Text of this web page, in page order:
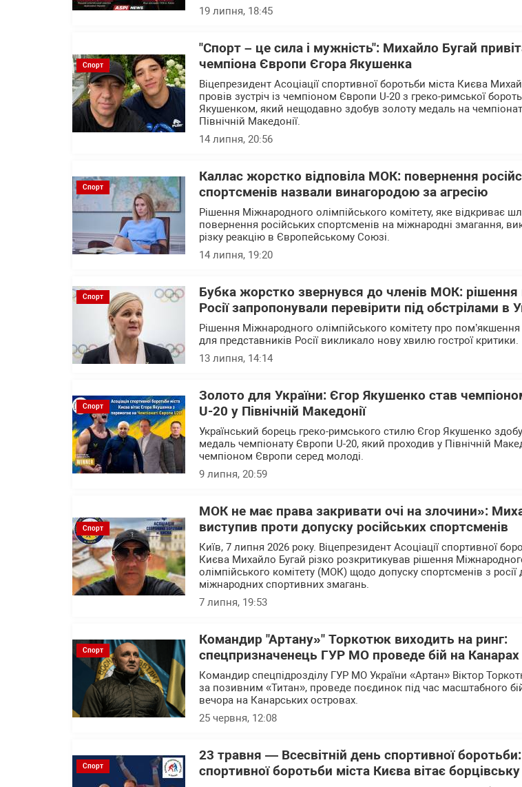
19 липня, 18:45
Спорт
"Спорт – це сила і мужність": Михайло Бугай
чемпіона Європи Єгора Якушенка
Віцепрезидент Асоціації спортивної боротьби міста Києва
провів зустріч із чемпіоном Європи U-20 з греко-римської
Якушенком, який нещодавно здобув золоту медаль на
Північній Македонії.
14 липня, 20:56
Спорт
Каллас жорстко відповіла МОК: повернення
спортсменів назвали винагородою за агресію
Рішення Міжнародного олімпійського комітету, яке відкриває
повернення російських спортсменів на міжнародні змагання,
різку реакцію в Європейському Союзі.
14 липня, 19:20
Спорт
Бубка жорстко звернувся до членів МОК:
Росії запропонували перевірити під обстрілами в
Рішення Міжнародного олімпійського комітету про
для представників Росії викликало нову хвилю гострої критики.
13 липня, 14:14
Спорт
Золото для України: Єгор Якушенко став
U-20 у Північній Македонії
Український борець греко-римського стилю Єгор Якушенко
медаль чемпіонату Європи U-20, який проходив у Північній
чемпіоном Європи серед молоді.
9 липня, 20:59
Спорт
МОК не має права закривати очі на злочини»:
виступив проти допуску російських спортсменів
Київ, 7 липня 2026 року. Віцепрезидент Асоціації спортивної
Києва Михайло Бугай різко розкритикував рішення
олімпійського комітету (МОК) щодо допуску спортсменів з росії
міжнародних спортивних змагань.
7 липня, 19:53
Спорт
Командир "Артану»" Торкотюк виходить на ринг:
спецпризначенець ГУР МО проведе бій на Канарах
Командир спецпідрозділу ГУР МО України «Артан» Віктор
за позивним «Титан», проведе поєдинок під час масштабного
вечора на Канарських островах.
25 червня, 12:08
Спорт
23 травня — Всесвітній день спортивної боротьби:
спортивної боротьби міста Києва вітає